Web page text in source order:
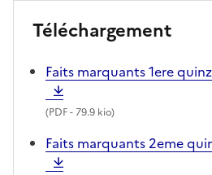
Téléchargement
Faits marquants 1ere
(PDF- 79.9 kio)
Faits marquants 2eme